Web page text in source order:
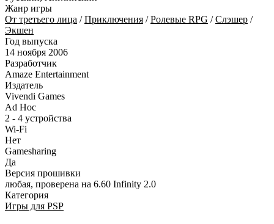
Жанр игры
От третьего лица /Приключения /Ролевые RPG /Слэшер /
Экшен
Год выпуска
14 ноября 2006
Разработчик
Amaze Entertainment
Издатель
Vivendi Games
Ad Hoc
2 - 4 устройства
Wi-Fi
Нет
Gamesharing
Да
Версия прошивки
любая, проверена на 6.60 Infinity 2.0
Категория
Игры для PSP